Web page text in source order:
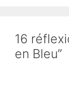
16
en Bleu”